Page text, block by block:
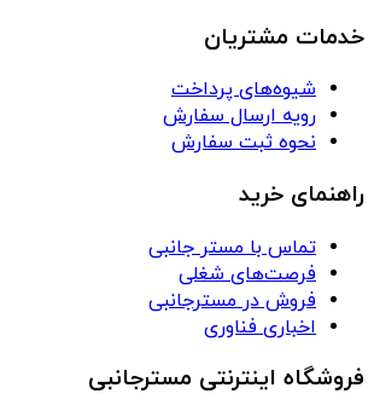
خدمات مشتریان
شیوه‌های پرداخت
رویه ارسال سفارش
نحوه ثبت سفارش
راهنمای خرید
تماس با مستر جانبی
فرصت‌های شغلی
فروش در مسترجانبی
اخباری فناوری
فروشگاه اینترنتی مسترجانبی